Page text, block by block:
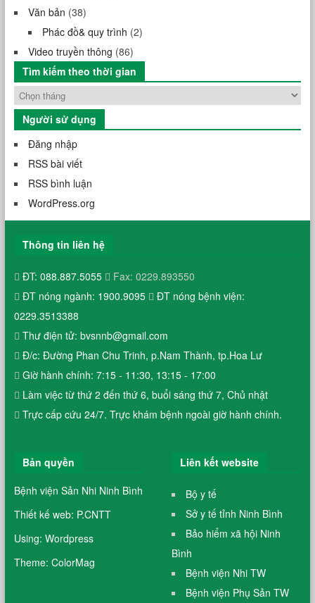
Văn bản (38)
Phác đồ& quy trình (2)
Video truyền thông (86)
Tìm kiếm theo thời gian
Người sử dụng
Đăng nhập
RSS bài viết
RSS bình luận
WordPress.org
Thông tin liên hệ
ĐT: 088.887.5055
Fax: 0229.893550
ĐT nóng ngành: 1900.9095
ĐT nóng bệnh viện:
0229.3513388
Thư điện tử: bvsnnb@gmail.com
Đ/c: Đường Phan Chu Trinh, p.Nam Thành, tp.Hoa Lư
Giờ hành chính: 7:15 - 11:30, 13:15 - 17:00
Làm việc từ thứ 2 đến thứ 6, buổi sáng thứ 7, Chủ nhật
Trực cấp cứu 24/7. Trực khám bệnh ngoài giờ hành chính.
Bản quyền
Bệnh viện Sản Nhi Ninh Bình
Thiết kế web: P.CNTT
Using: Wordpress
Theme: ColorMag
Liên kết website
Bộ y tế
Sở y tế tỉnh Ninh Bình
Bảo hiểm xã hội Ninh
Bình
Bệnh viện Nhi TW
Bệnh viện Phụ Sản TW